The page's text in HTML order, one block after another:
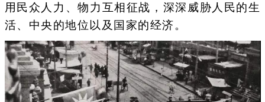
用民众人力、物力互相征战，深深威胁人民的生
活、中央的地位以及国家的经济。